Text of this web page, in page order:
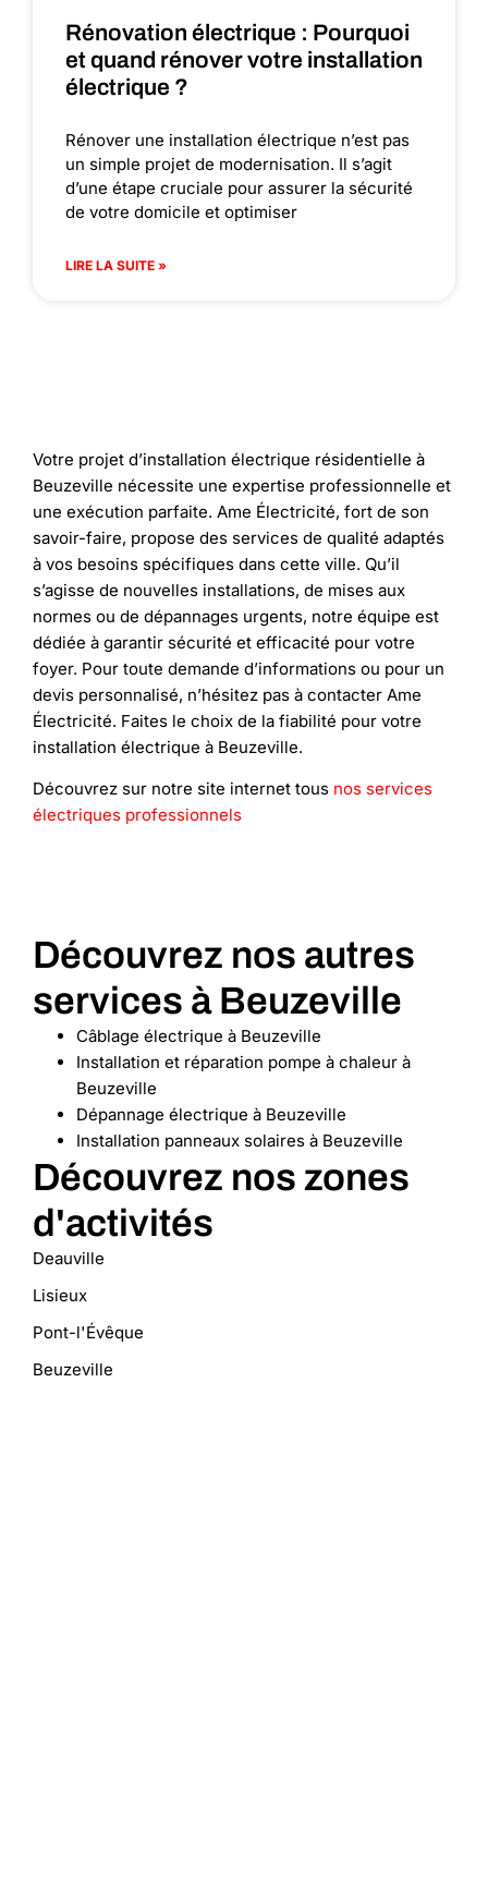
Rénovation électrique : Pourquoi
et quand rénover votre installation
électrique ?
Rénover une installation électrique n’est pas
un simple projet de modernisation. Il s’agit
d’une étape cruciale pour assurer la sécurité
de votre domicile et optimiser
LIRE LA SUITE »
Votre projet d’installation électrique résidentielle à
Beuzeville nécessite une expertise professionnelle et
une exécution parfaite. Ame Électricité, fort de son
savoir-faire, propose des services de qualité adaptés
à vos besoins spécifiques dans cette ville. Qu’il
s’agisse de nouvelles installations, de mises aux
normes ou de dépannages urgents, notre équipe est
dédiée à garantir sécurité et efficacité pour votre
foyer. Pour toute demande d’informations ou pour un
devis personnalisé, n’hésitez pas à contacter Ame
Électricité. Faites le choix de la fiabilité pour votre
installation électrique à Beuzeville.
Découvrez sur notre site internet tous nos services
électriques professionnels
Découvrez nos autres
services à Beuzeville
Câblage électrique à Beuzeville
Installation et réparation pompe à chaleur à
Beuzeville
Dépannage électrique à Beuzeville
Installation panneaux solaires à Beuzeville
Découvrez nos zones
d'activités
Deauville
Lisieux
Pont-l'Évêque
Beuzeville